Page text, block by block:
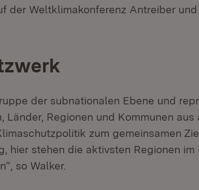
der Weltklimakonferenz Antreiber
der subnationalen Ebene und
Länder, Regionen und Kommunen aus
zum gemeinsamen
hier stehen die aktivsten Regionen
so Walker.